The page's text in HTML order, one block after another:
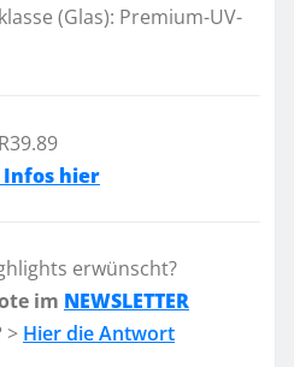
(Glas): Premium-UV-
Infos hier
erwünscht?
im NEWSLETTER
> Hier die Antwort